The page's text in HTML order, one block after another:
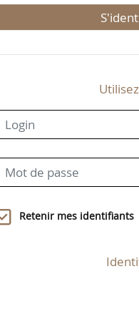
Retenir mes identifiants